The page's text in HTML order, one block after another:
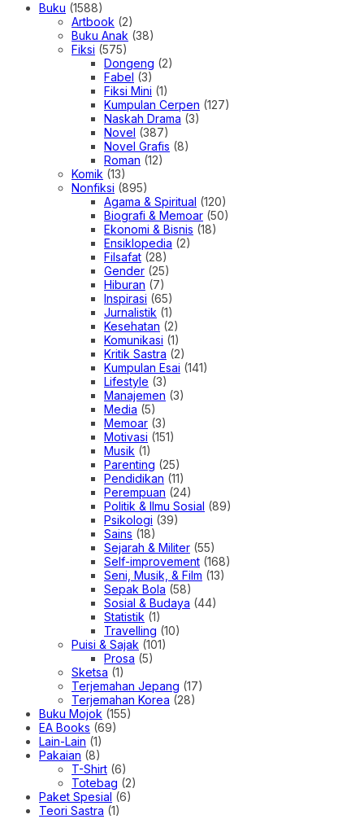
Buku (1588)
Artbook (2)
Buku Anak (38)
Fiksi (575)
Dongeng (2)
Fabel (3)
Fiksi Mini (1)
Kumpulan Cerpen (127)
Naskah Drama (3)
Novel (387)
Novel Grafis (8)
Roman (12)
Komik (13)
Nonfiksi (895)
Agama & Spiritual (120)
Biografi & Memoar (50)
Ekonomi & Bisnis (18)
Ensiklopedia (2)
Filsafat (28)
Gender (25)
Hiburan (7)
Inspirasi (65)
Jurnalistik (1)
Kesehatan (2)
Komunikasi (1)
Kritik Sastra (2)
Kumpulan Esai (141)
Lifestyle (3)
Manajemen (3)
Media (5)
Memoar (3)
Motivasi (151)
Musik (1)
Parenting (25)
Pendidikan (11)
Perempuan (24)
Politik & Ilmu Sosial (89)
Psikologi (39)
Sains (18)
Sejarah & Militer (55)
Self-improvement (168)
Seni, Musik, & Film (13)
Sepak Bola (58)
Sosial & Budaya (44)
Statistik (1)
Travelling (10)
Puisi & Sajak (101)
Prosa (5)
Sketsa (1)
Terjemahan Jepang (17)
Terjemahan Korea (28)
Buku Mojok (155)
EA Books (69)
Lain-Lain (1)
Pakaian (8)
T-Shirt (6)
Totebag (2)
Paket Spesial (6)
Teori Sastra (1)